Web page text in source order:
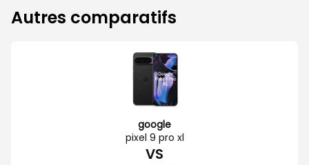
Autres comparatifs
google
pixel 9 pro xl
VS